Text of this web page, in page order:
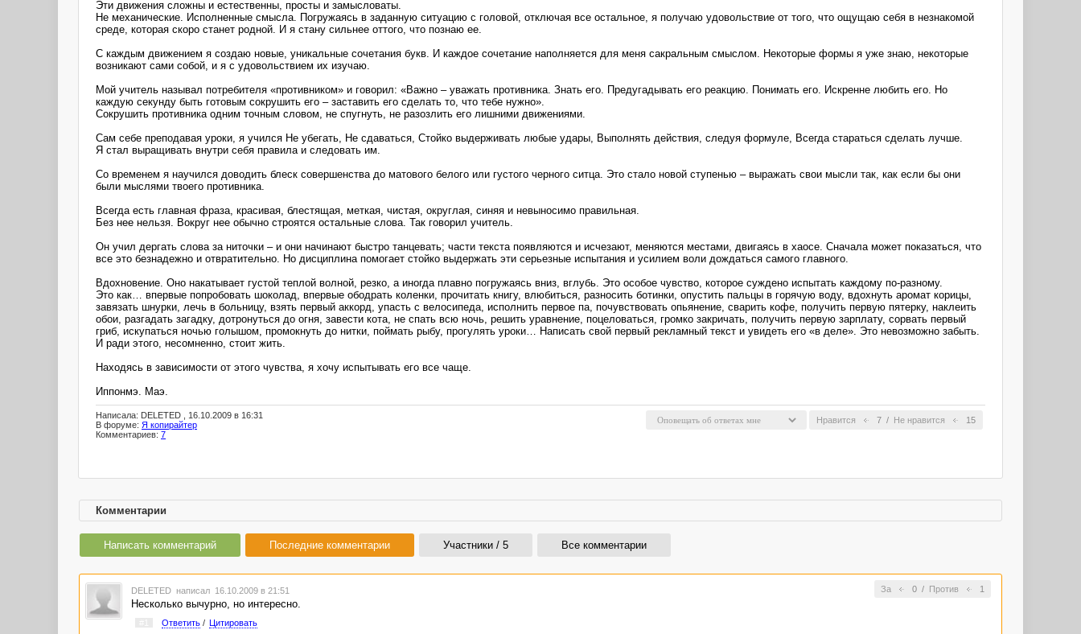
Эти движения сложны и естественны, просты и замысловаты.
Не механические. Исполненные смысла. Погружаясь в заданную ситуацию с головой, отключая все остальное, я получаю удовольствие от того, что ощущаю себя в незнакомой
среде, которая скоро станет родной. И я стану сильнее оттого, что познаю ее.
С каждым движением я создаю новые, уникальные сочетания букв. И каждое сочетание наполняется для меня сакральным смыслом. Некоторые формы я уже знаю, некоторые
возникают сами собой, и я с удовольствием их изучаю.
Мой учитель называл потребителя «противником» и говорил: «Важно – уважать противника. Знать его. Предугадывать его реакцию. Понимать его. Искренне любить его. Но
каждую секунду быть готовым сокрушить его – заставить его сделать то, что тебе нужно».
Сокрушить противника одним точным словом, не спугнуть, не разозлить его лишними движениями.
Сам себе преподавая уроки, я учился Не убегать, Не сдаваться, Стойко выдерживать любые удары, Выполнять действия, следуя формуле, Всегда стараться сделать лучше.
Я стал выращивать внутри себя правила и следовать им.
Со временем я научился доводить блеск совершенства до матового белого или густого черного ситца. Это стало новой ступенью – выражать свои мысли так, как если бы они
были мыслями твоего противника.
Всегда есть главная фраза, красивая, блестящая, меткая, чистая, округлая, синяя и невыносимо правильная.
Без нее нельзя. Вокруг нее обычно строятся остальные слова. Так говорил учитель.
Он учил дергать слова за ниточки – и они начинают быстро танцевать; части текста появляются и исчезают, меняются местами, двигаясь в хаосе. Сначала может показаться, что
все это безнадежно и отвратительно. Но дисциплина помогает стойко выдержать эти серьезные испытания и усилием воли дождаться самого главного.
Вдохновение. Оно накатывает густой теплой волной, резко, а иногда плавно погружаясь вниз, вглубь. Это особое чувство, которое суждено испытать каждому по-разному.
Это как… впервые попробовать шоколад, впервые ободрать коленки, прочитать книгу, влюбиться, разносить ботинки, опустить пальцы в горячую воду, вдохнуть аромат корицы,
завязать шнурки, лечь в больницу, взять первый аккорд, упасть с велосипеда, исполнить первое па, почувствовать опьянение, сварить кофе, получить первую пятерку, наклеить
обои, разгадать загадку, дотронуться до огня, завести кота, не спать всю ночь, решить уравнение, поцеловаться, громко закричать, получить первую зарплату, сорвать первый
гриб, искупаться ночью голышом, промокнуть до нитки, поймать рыбу, прогулять уроки… Написать свой первый рекламный текст и увидеть его «в деле». Это невозможно забыть.
И ради этого, несомненно, стоит жить.
Находясь в зависимости от этого чувства, я хочу испытывать его все чаще.
Иппонмэ. Маэ.
Нравится 7 / Не нравится 15
Написала: DELETED , 16.10.2009 в 16:31
В форуме: Я копирайтер
Комментариев: 7
Комментарии
Написать комментарий Последние комментарии Участники / 5 Все комментарии
За 0/ Против 1
DELETED написал 16.10.2009 в 21:51
Несколько вычурно, но интересно.
Ответить/ Цитировать